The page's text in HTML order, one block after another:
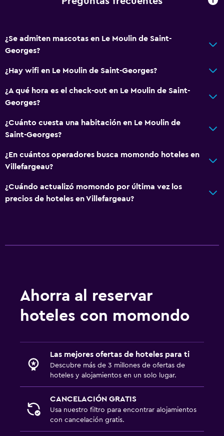
Ducha
Baño privado
Para no fumadores
extra)
Entrada privada
Aire libre
Parrilla
Muebles de exterior
Estacionamiento y transporte
TV de pantalla plana
Lavadora
Perchero
¿Se admiten mascotas en Le Moulin de Saint-
Georges?
¿Hay wifi en Le Moulin de Saint-Georges?
¿A qué hora es el check-out en Le Moulin de Saint-
Georges?
¿Cuánto cuesta una habitación en Le Moulin de
Saint-Georges?
¿En cuántos operadores busca momondo hoteles en
Villefargeau?
¿Cuándo actualizó momondo por última vez los
precios de hoteles en Villefargeau?
Ahorra al reservar
hoteles con momondo
Las mejores ofertas de hoteles para ti
Descubre más de 3 millones de ofertas de
hoteles y alojamientos en un solo lugar.
CANCELACIÓN GRATIS
Usa nuestro filtro para encontrar alojamientos
con cancelación gratis.